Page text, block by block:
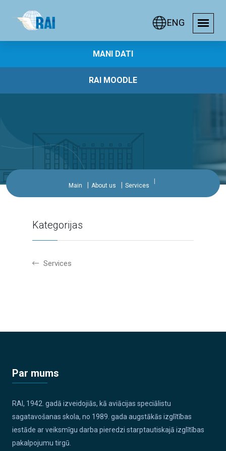
ENG
MANI DATI
RAI MOODLE
Main About us Services
Kategorijas
Services
Par mums
RAI, 1942. gadā izveidojiās, kā aviācijas speciālistu
sagatavošanas skola, no 1989. gada augstākās izglītības
iestāde ar veiksmīgu darba pieredzi starptautiskajā izglītības
pakalpojumu tirgū.